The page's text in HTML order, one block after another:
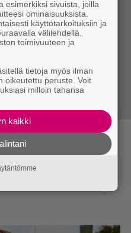
Muumi-
tarkentui
esimerkiksi sivuista, joilla
ominaisuuksista.
käyttötarkoituksiin ja
välilehdellä.
toimivuuteen ja
tietoja myös ilman
oikeutettu peruste. Voit
milloin tahansa
kaikki